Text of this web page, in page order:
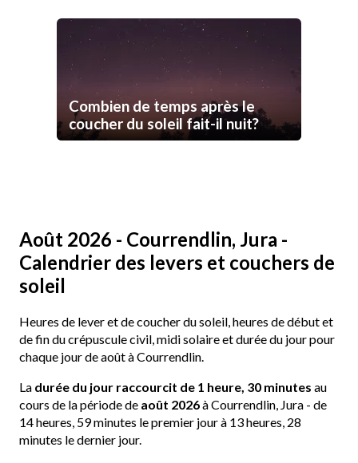
Combien de temps après le
coucher du soleil fait-il nuit?
Août 2026 - Courrendlin, Jura -
Calendrier des levers et couchers de
soleil
Heures de lever et de coucher du soleil, heures de début et
de fin du crépuscule civil, midi solaire et durée du jour pour
chaque jour de août à Courrendlin.
La durée du jour raccourcit de 1 heure, 30 minutes au
cours de la période de août 2026à Courrendlin, Jura - de
14 heures, 59 minutes le premier jour à 13 heures, 28
minutes le dernier jour.